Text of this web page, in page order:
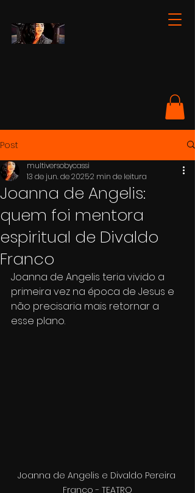
Post
Joanna de Angelis:
quem foi mentora
espiritual de Divaldo
Franco
multiversobycassi
13 de jun. de 20252 min de leitura
Joanna de Angelis teria vivido a
primeira vez na época de Jesus e
não precisaria mais retornar a
esse plano.
Joanna de Angelis e Divaldo Pereira
Franco - TEATRO